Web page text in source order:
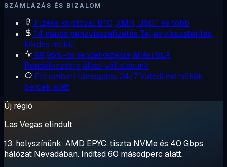
SZÁMLÁZÁS ÉS BIZALOM
Fizess kriptóval BTC, XMR, USDT és több
14 napos pénzvisszafizetés Teljes visszatérítés,
kérdés nélkül
99,95%-os rendelkezésre állási SLA
Rendelkezésre állási vállalásunk
Élő emberi támogatás 24/7Valódi mérnökök,
percek alatt
Új régió
Las Vegas elindult
13. helyszínünk: AMD EPYC, tiszta NVMe és 40 Gbps
hálózat Nevadában. Indítsd 60 másodperc alatt.